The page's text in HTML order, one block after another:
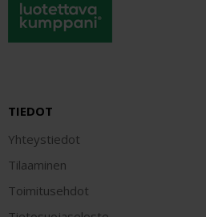
TIEDOT
Yhteystiedot
Tilaaminen
Toimitusehdot